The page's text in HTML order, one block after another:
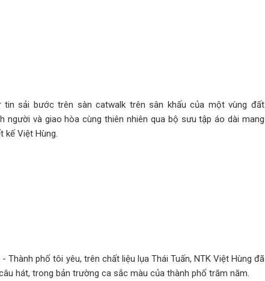
tin sải bước trên sàn catwalk trên sân khấu của một vùng đất
người và giao hòa cùng thiên nhiên qua bộ sưu tập áo dài mang
kế Việt Hùng.
Thành phố tôi yêu, trên chất liệu lụa Thái Tuấn, NTK Việt Hùng đã
hát, trong bản trường ca sắc màu của thành phố trăm năm.